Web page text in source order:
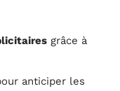
grâce à
anticiper les